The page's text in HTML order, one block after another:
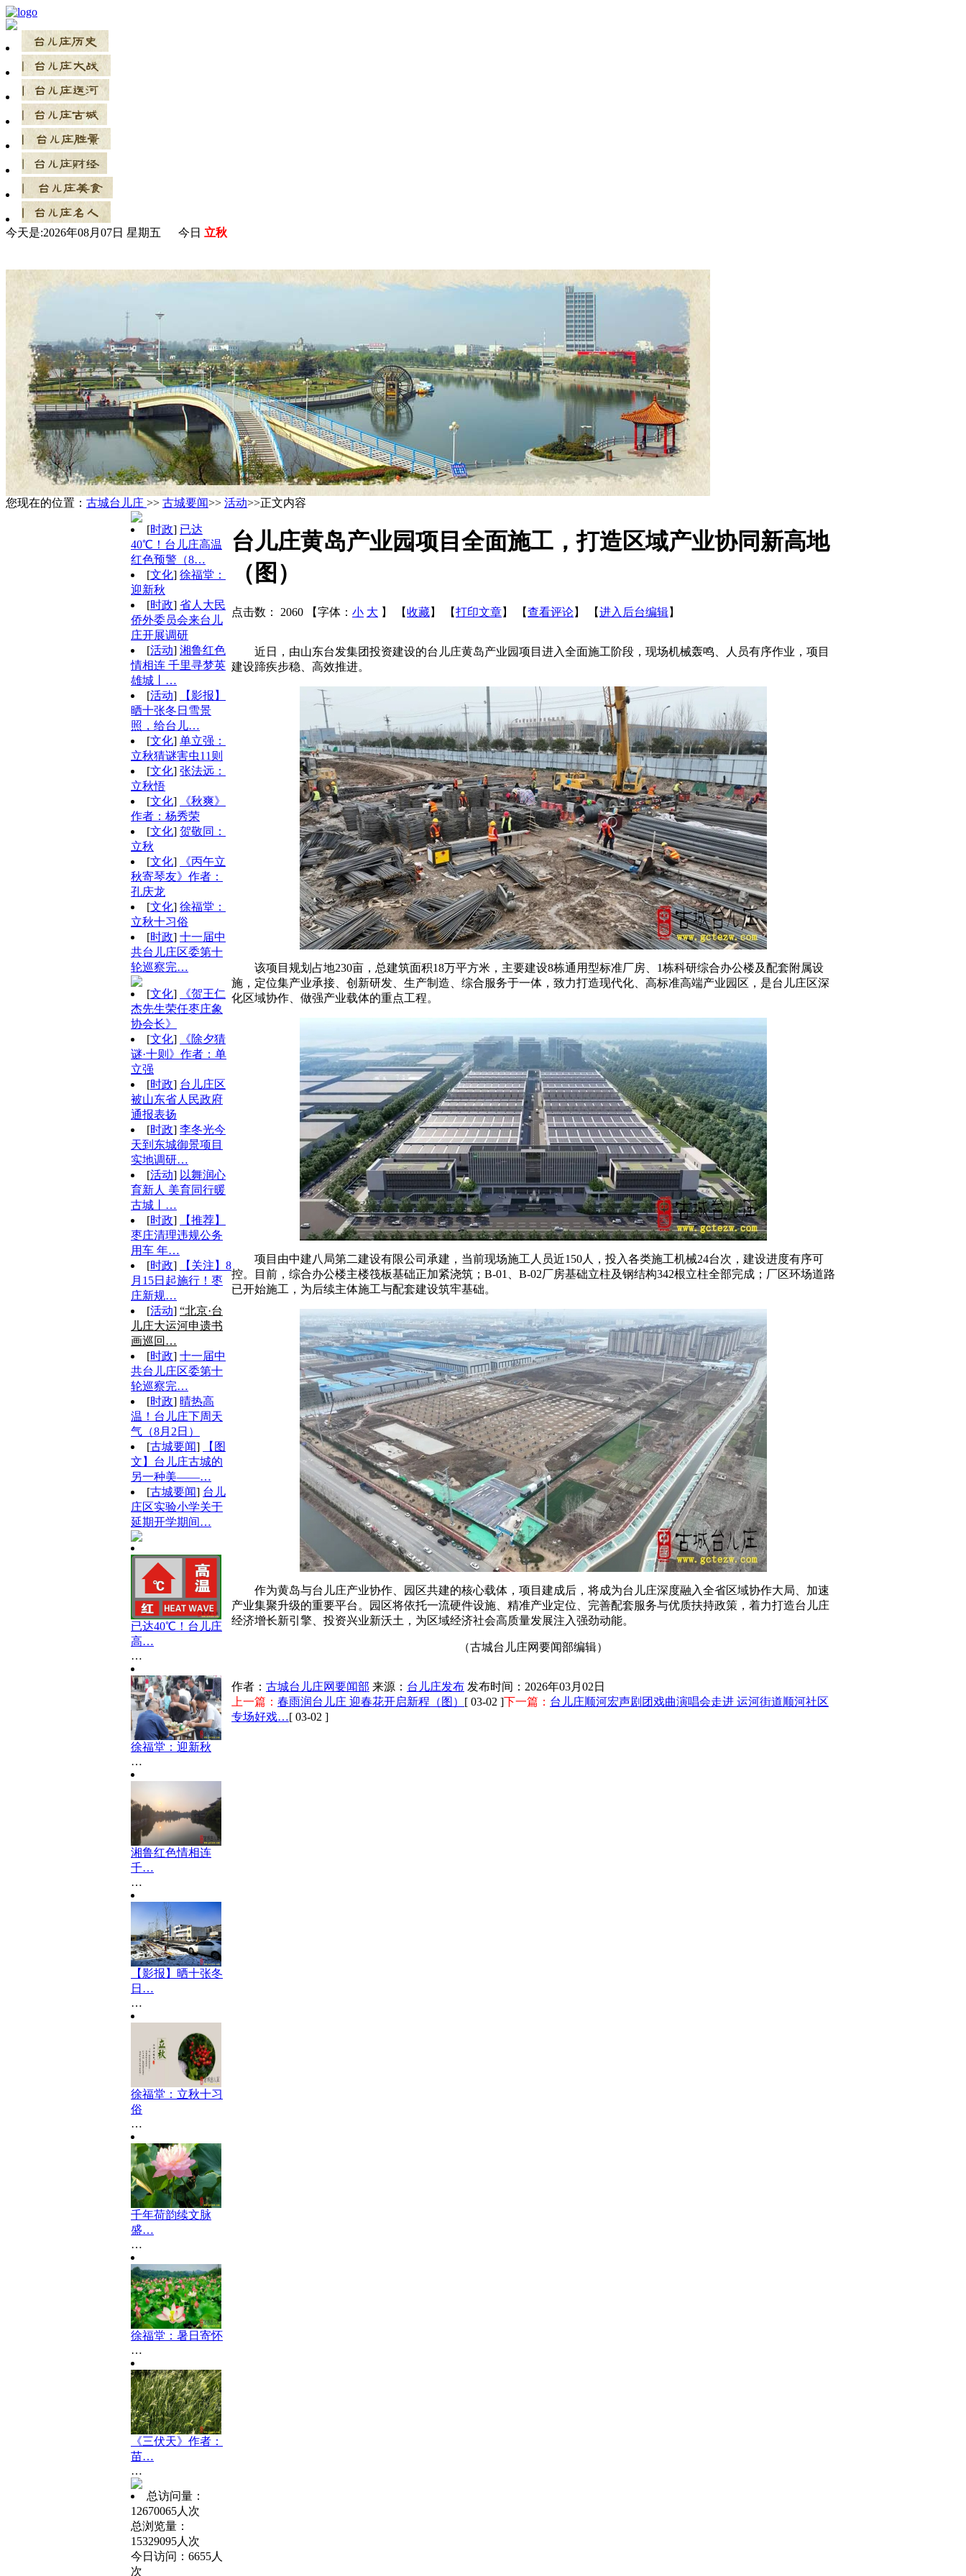
今天是:2026年08月07日 星期五 今日 立秋
您现在的位置： 古城台儿庄 >> 古城要闻>> 活动>>正文内容
[时政] 已达
40℃！台儿庄高温
红色预警（8…
[文化] 徐福堂：
迎新秋
[时政] 省人大民
侨外委员会来台儿
庄开展调研
[活动] 湘鲁红色
情相连 千里寻梦英
雄城丨…
[活动]
【影报】
晒十张冬日雪景
照，给台儿…
[文化] 单立强：
立秋猜谜害虫11则
[文化] 张法远：
立秋悟
[文化]
《秋爽》
作者：杨秀荣
[文化] 贺敬同：
立秋
[文化]
《丙午立
秋寄琴友》作者：
孔庆龙
[文化] 徐福堂：
立秋十习俗
[时政] 十一届中
共台儿庄区委第十
轮巡察完…
[文化]
《贺王仁
杰先生荣任枣庄象
协会长》
[文化]
《除夕猜
谜·十则》作者：单
立强
[时政] 台儿庄区
被山东省人民政府
通报表扬
[时政] 李冬光今
天到东城御景项目
实地调研…
[活动] 以舞润心
育新人 美育同行暖
古城丨…
[时政]
【推荐】
枣庄清理违规公务
用车 年…
[时政]
【关注】8
月15日起施行！枣
庄新规…
[活动] “北京·台
儿庄大运河申遗书
画巡回…
[时政] 十一届中
共台儿庄区委第十
轮巡察完…
[时政] 晴热高
温！台儿庄下周天
气（8月2日）
[古城要闻]
【图
文】台儿庄古城的
另一种美——…
[古城要闻] 台儿
庄区实验小学关于
延期开学期间…
已达40℃！台儿庄
高…
…
徐福堂：迎新秋
…
湘鲁红色情相连
千…
…
【影报】晒十张冬
日…
…
徐福堂：立秋十习
俗
…
千年荷韵续文脉
盛…
…
徐福堂：暑日寄怀
…
《三伏天》作者：
苗…
…
总访问量：
12670065人次
总浏览量：
15329095人次
今日访问：6655人
次
台儿庄黄岛产业园项目全面施工，打造区域产业协同新高地
（图）
点击数： 2060 【字体： 小 大 】 【收藏】 【打印文章】 【查看评论】 【进入后台编辑】
近日，由山东台发集团投资建设的台儿庄黄岛产业园项目进入全面施工阶段，现场机械轰鸣、人员有序作业，项目
建设蹄疾步稳、高效推进。
该项目规划占地230亩，总建筑面积18万平方米，主要建设8栋通用型标准厂房、1栋科研综合办公楼及配套附属设
施，定位集产业承接、创新研发、生产制造、综合服务于一体，致力打造现代化、高标准高端产业园区，是台儿庄区深
化区域协作、做强产业载体的重点工程。
项目由中建八局第二建设有限公司承建，当前现场施工人员近150人，投入各类施工机械24台次，建设进度有序可
控。
目前，综合办公楼主楼筏板基础正加紧浇筑；B-01、B-02厂房基础立柱及钢结构342根立柱全部完成；厂区环场道路
已开始施工，为后续主体施工与配套建设筑牢基础。
作为黄岛与台儿庄产业协作、园区共建的核心载体，项目建成后，将成为台儿庄深度融入全省区域协作大局、加速
产业集聚升级的重要平台。园区将依托一流硬件设施、精准产业定位、完善配套服务与优质扶持政策，着力打造台儿庄
经济增长新引擎、投资兴业新沃土，为区域经济社会高质量发展注入强劲动能。
（古城台儿庄网要闻部编辑）
作者： 古城台儿庄网要闻部 来源： 台儿庄发布 发布时间：2026年03月02日
上一篇： 春雨润台儿庄 迎春花开启新程（图） [ 03-02 ]下一篇： 台儿庄顺河宏声剧团戏曲演唱会走进 运河街道顺河社区
专场好戏…[ 03-02 ]